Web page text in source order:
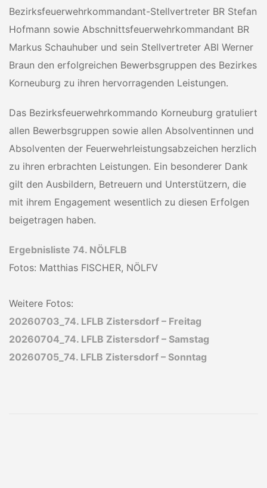
Bezirksfeuerwehrkommandant-Stellvertreter BR Stefan
Hofmann sowie Abschnittsfeuerwehrkommandant BR
Markus Schauhuber und sein Stellvertreter ABI Werner
Braun den erfolgreichen Bewerbsgruppen des Bezirkes
Korneuburg zu ihren hervorragenden Leistungen.
Das Bezirksfeuerwehrkommando Korneuburg gratuliert
allen Bewerbsgruppen sowie allen Absolventinnen und
Absolventen der Feuerwehrleistungsabzeichen herzlich
zu ihren erbrachten Leistungen. Ein besonderer Dank
gilt den Ausbildern, Betreuern und Unterstützern, die
mit ihrem Engagement wesentlich zu diesen Erfolgen
beigetragen haben.
Ergebnisliste 74. NÖLFLB
Fotos: Matthias FISCHER, NÖLFV
Weitere Fotos:
20260703_74. LFLB Zistersdorf – Freitag
20260704_74. LFLB Zistersdorf – Samstag
20260705_74. LFLB Zistersdorf – Sonntag